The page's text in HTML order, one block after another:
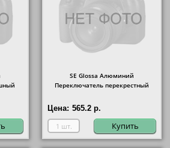
SE Glossa Алюминий
Переключатель перекрестный
Цена: 565.2 р.
Купить